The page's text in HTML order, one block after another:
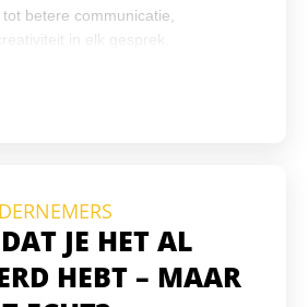
betere communicatie,
in elk gesprek.
JE HET AL
HEBT – MAAR